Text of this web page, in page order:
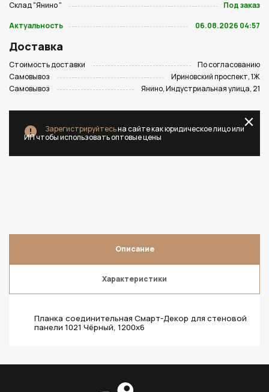
Склад "Янино "
Под заказ
Актуальность
06.08.2026 04:57
Доставка
Стоимость доставки
По согласованию
Самовывоз
Ириновский проспект, 1Ж
Самовывоз
Янино, Индустриальная улица, 21
Зарегистрируйтесьна сайте как юридическое лицо или
ИП чтобы использовать оптовые цены
Описание
Характеристики
Планка соединительная Смарт-Декор для стеновой
панели 1021 Чёрный, 1200x6